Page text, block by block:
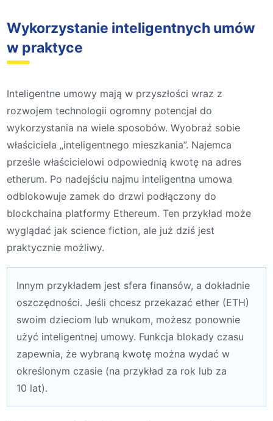
Wykorzystanie inteligentnych umów
w praktyce
Inteligentne umowy mają w przyszłości wraz z
rozwojem technologii ogromny potencjał do
wykorzystania na wiele sposobów. Wyobraź sobie
właściciela „inteligentnego mieszkania”. Najemca
prześle właścicielowi odpowiednią kwotę na adres
etherum. Po nadejściu najmu inteligentna umowa
odblokowuje zamek do drzwi podłączony do
blockchaina platformy Ethereum. Ten przykład może
wyglądać jak science fiction, ale już dziś jest
praktycznie możliwy.
Innym przykładem jest sfera finansów, a dokładnie
oszczędności. Jeśli chcesz przekazać ether (ETH)
swoim dzieciom lub wnukom, możesz ponownie
użyć inteligentnej umowy. Funkcja blokady czasu
zapewnia, że wybraną kwotę można wydać w
określonym czasie (na przykład za rok lub za
10 lat).